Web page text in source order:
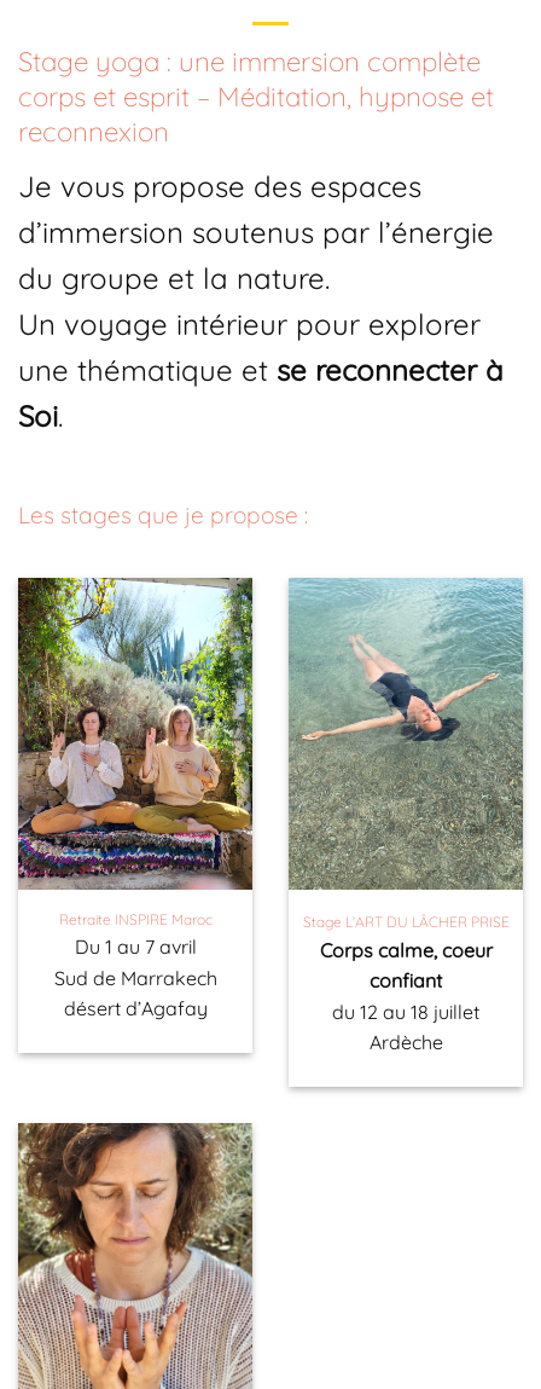
Stage yoga : une immersion complète
corps et esprit – Méditation, hypnose et
reconnexion
Je vous propose des espaces
d’immersion soutenus par l’énergie
du groupe et la nature.
Un voyage intérieur pour explorer
une thématique et se reconnecter à
Soi.
Les stages que je propose :
Retraite INSPIRE Maroc
Du 1 au 7 avril
Sud de Marrakech
désert d’Agafay
Stage L’ART DU LÂCHER PRISE
Corps calme, coeur
confiant
du 12 au 18 juillet
Ardèche